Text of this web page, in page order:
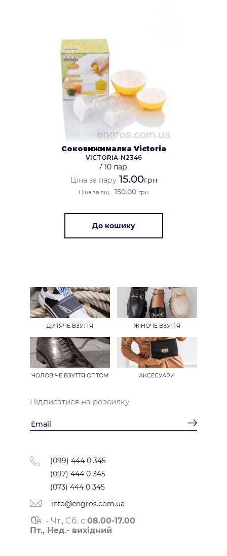
Соковижималка Victoria
VICTORIA-N2346
/ 10 пар
Ціна за пару15.00грн
Ціна за ящ. 150.00 грн
До кошику
Підписатися на розсилку
(099) 444 0 345
(097) 444 0 345
(073) 444 0 345
info@engros.com.ua
Пн. - Чт., Cб. с 08.00-17.00
Пт., Нед.- вихідний
ДИТЯЧЕ ВЗУТТЯ ЖІНОЧЕ ВЗУТТЯ
ЧОЛОВІЧЕ ВЗУТТЯ ОПТОМ АКСЕСУАРИ